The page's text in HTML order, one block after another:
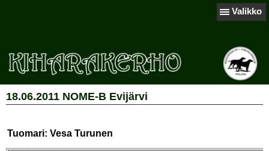
Valikko
18.06.2011 NOME-B Evijärvi
Tuomari: Vesa Turunen